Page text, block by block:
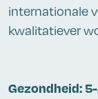
internationale
kwalitatiever
Gezondheid: